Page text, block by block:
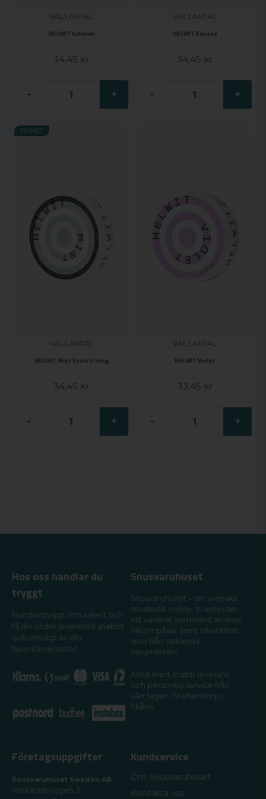
VÄLJ ANTAL
HELWIT Salmiak
34,45 kr
- +
VÄLJ ANTAL
HELWIT Banana
34,45 kr
- +
VÄLJ ANTAL
HELWIT Mint Extra Strong
34,45 kr
- +
NYHET
VÄLJ ANTAL
HELWIT Violet
33,45 kr
- +
Hos oss handlar du
tryggt
Handla tryggt och säkert och
få din order levererad snabbt
och smidigt av din
favoritleverantör!
Snusvaruhuset
Snusvaruhuset – din svenska
snusbutik online. Vi erbjuder
ett varierat sortiment av snus,
nikotinpåsar samt nikotinfritt
snus från välkända
varumärken.
Alltid med snabb leverans
och personlig service från
vårt lager i Staffanstorp i
Skåne.
Företagsuppgifter
Snusvaruhuset Sweden AB
Verkstadsvägen 3
Kundservice
Om Snusvaruhuset
Kontakta oss